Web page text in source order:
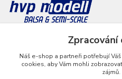
+420 777 286 674
info@hvp-modell.cz
Zpracování
Náš e-shop a partneři potřebují Váš
cookies, aby Vám mohli
zájmů.